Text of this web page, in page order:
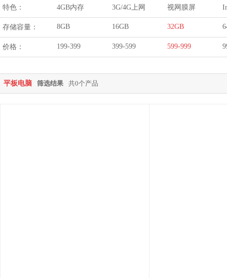
特色： 4GB内存 3G/4G上网 视网膜屏
存储容量： 8GB 16GB 32GB
价格： 199-399 399-599 599-999
平板电脑 筛选结果 共0个产品